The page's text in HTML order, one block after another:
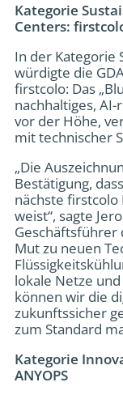
Kategorie
Centers:
In der Kategorie
würdigte die
firstcolo: Das
nachhaltiges,
vor der Höhe,
mit technischer
„Die
Bestätigung,
nächste
weist“, sagte
Geschäftsführer
Mut zu neuen
lokale Netze
können wir die
zukunftssicher
zum Standard
Kategorie
ANYOPS